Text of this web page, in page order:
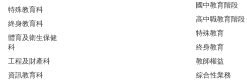
特殊教育科
終身教育科
體育及衛生保健
科
工程及財產科
資訊教育科
國中教育階段
高中職教育階段
特殊教育
終身教育
教師權益
綜合性業務